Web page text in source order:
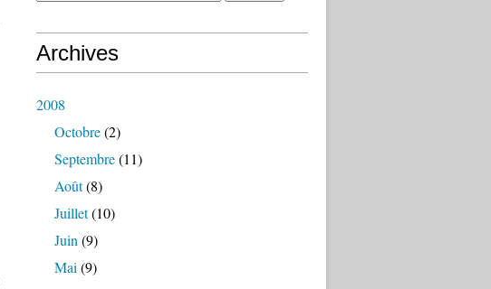
Archives
2008
Octobre(2)
Septembre(11)
Août(8)
Juillet(10)
Juin (9)
Mai (9)